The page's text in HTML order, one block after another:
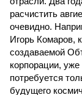
расчистить
очевидно.
Игорь Комаров,
создаваемой
корпорации,
потребуется
будущего